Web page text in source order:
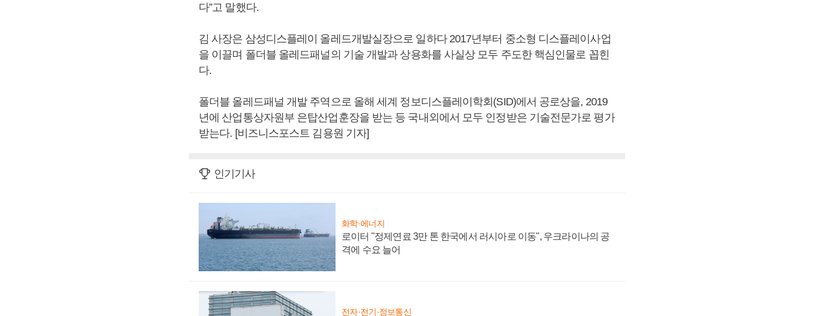
다”고 말했다.
김 사장은 삼성디스플레이 올레드개발실장으로 일하다 2017년부터 중소형 디스플레이사업
을 이끌며 폴더블 올레드패널의 기술 개발과 상용화를 사실상 모두 주도한 핵심인물로 꼽힌
다.
폴더블 올레드패널 개발 주역으로 올해 세계 정보디스플레이학회(SID)에서 공로상을, 2019
년에 산업통상자원부 은탑산업훈장을 받는 등 국내외에서 모두 인정받은 기술전문가로 평가
받는다. [비즈니스포스트 김용원 기자]
인기기사
화학·에너지
로이터 "정제연료 3만 톤 한국에서 러시아로 이동", 우크라이나의 공
격에 수요 늘어
전자·전기·정보통신